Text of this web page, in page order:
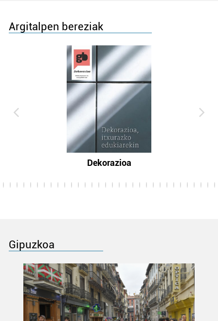
Argitalpen bereziak
Dekorazioa
Gipuzkoa